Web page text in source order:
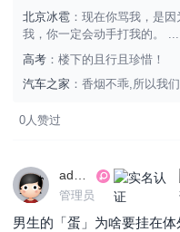
北京冰雹 ：现在你骂我，是
我，你一定会动手打我的。 ...
高考 ：楼下的且行且珍惜！
汽车之家 ：香烟不乖,所以我
0人赞过
admin
管理员
男生的「蛋」为啥要挂在